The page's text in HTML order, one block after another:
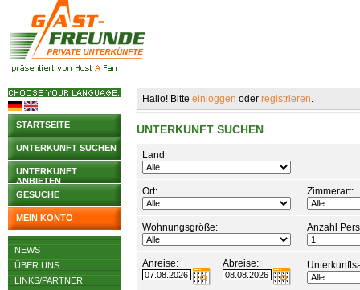
STARTSEITE
UNTERKUNFT SUCHEN
UNTERKUNFT
ANBIETEN
GESUCHE
MEIN KONTO
NEWS
ÜBER UNS
LINKS/PARTNER
Hallo! Bitte einloggen oder registrieren.
UNTERKUNFT SUCHEN
Land
Ort: Zimmerart:
Wohnungsgröße: Anzahl
Anreise: Abreise: